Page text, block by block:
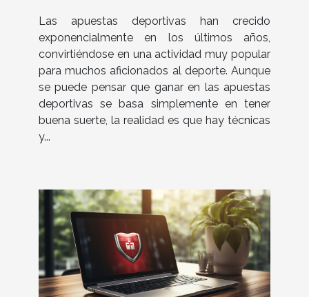
Las apuestas deportivas han crecido
exponencialmente en los últimos años,
convirtiéndose en una actividad muy popular
para muchos aficionados al deporte. Aunque
se puede pensar que ganar en las apuestas
deportivas se basa simplemente en tener
buena suerte, la realidad es que hay técnicas
y...